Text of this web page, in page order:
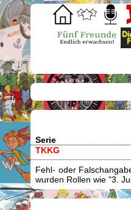
Serie
TKKG
Fehl- oder
wurden Rollen wie "3.